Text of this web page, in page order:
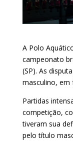
A Polo
campeonato
(SP). As
masculino, em
Partidas
competição,
tiveram sua
pelo título